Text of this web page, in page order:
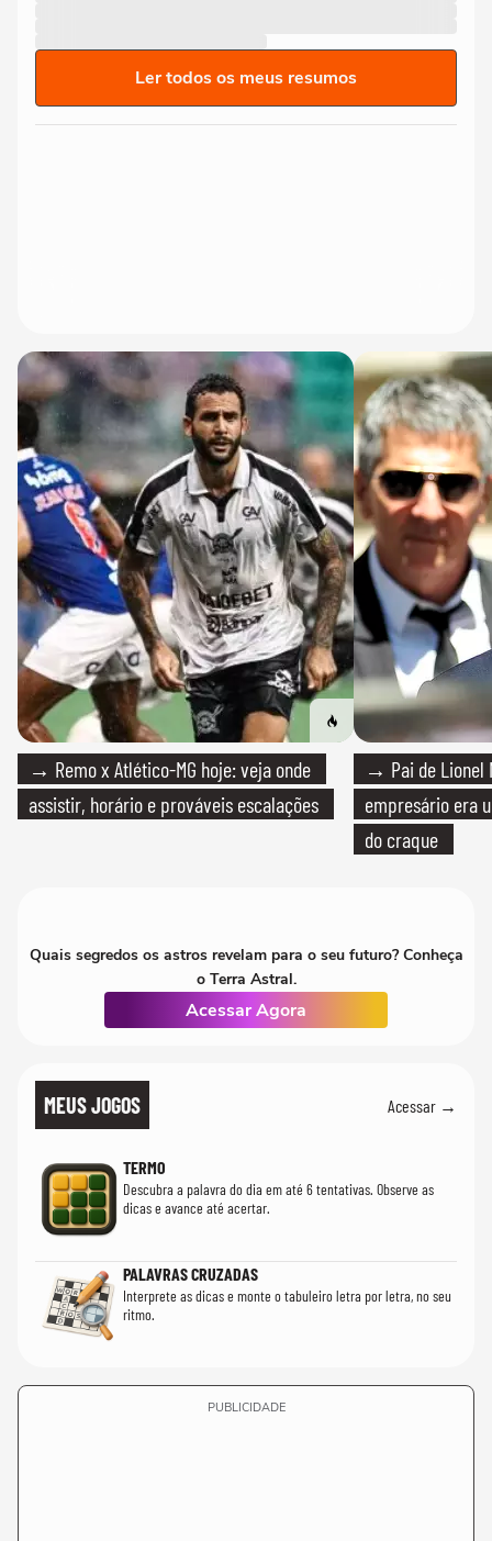
Ler todos os meus resumos
→ Remo x Atlético-MG hoje: veja onde
assistir, horário e prováveis escalações
→ Pai de Lionel
empresário era
do craque
Quais segredos os astros revelam para o seu futuro? Conheça
o Terra Astral.
Acessar Agora
MEUS JOGOS Acessar →
TERMO
Descubra a palavra do dia em até 6 tentativas. Observe as
dicas e avance até acertar.
PALAVRAS CRUZADAS
Interprete as dicas e monte o tabuleiro letra por letra, no seu
ritmo.
PUBLICIDADE